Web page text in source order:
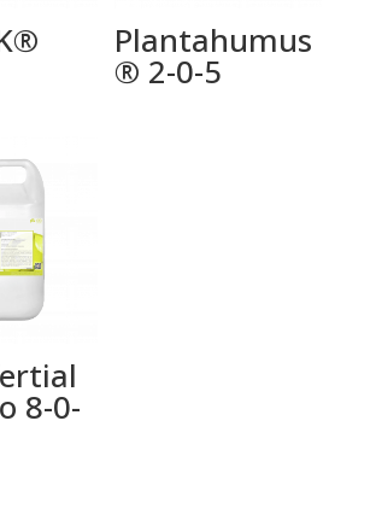
Plantahumus
® 2-0-5
8-0-